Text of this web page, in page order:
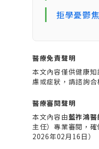
拒學憂鬱
醫療免責聲明
本文內容僅供健康
慮或症狀，請諮詢
醫療審閱聲明
本文內容由藍祚鴻醫
主任）專業審閱，
2026年02月16日）